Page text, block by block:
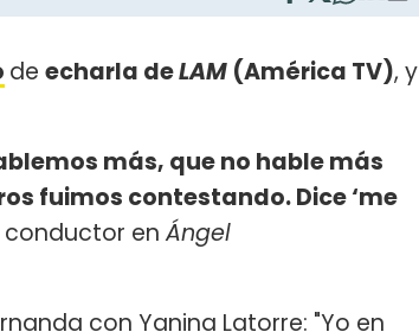
de echarla deLAM (América TV), y
más, que no hable más
fuimos contestando. Dice ‘me
conductor enÁngel
con Yanina Latorre: "Yo en